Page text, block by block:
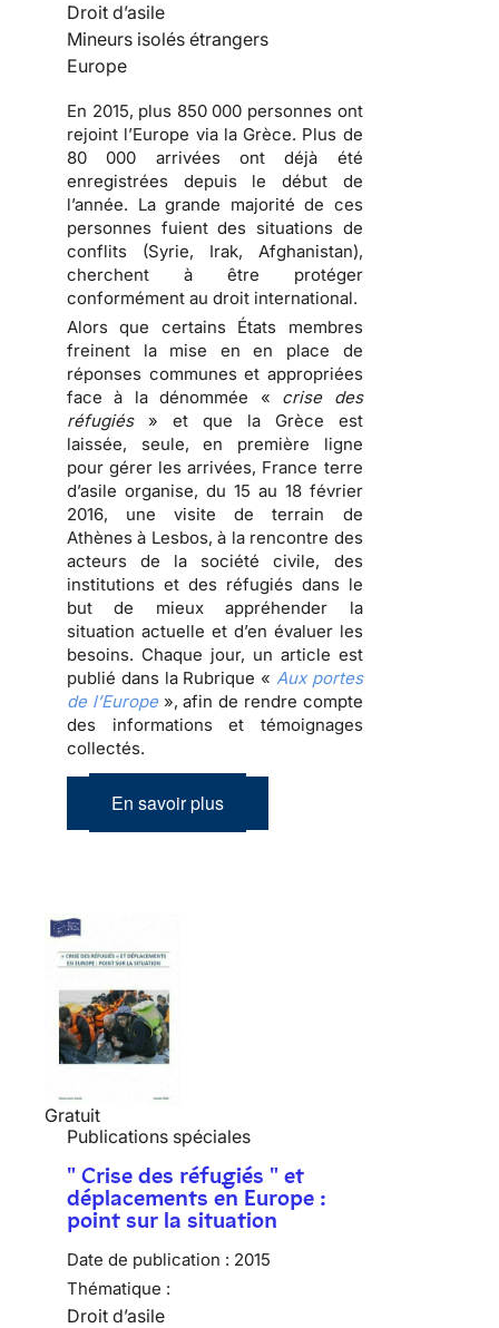
Droit d’asile
Mineurs isolés étrangers
Europe
En 2015, plus 850 000 personnes ont
rejoint l’Europe via la Grèce. Plus de
80 000 arrivées ont déjà été
enregistrées depuis le début de
l’année. La grande majorité de ces
personnes fuient des situations de
conflits (Syrie, Irak, Afghanistan),
cherchent à être protéger
conformément au droit international.
Alors que certains États membres
freinent la mise en en place de
réponses communes et appropriées
face à la dénommée « crise des
réfugiés» et que la Grèce est
laissée, seule, en première ligne
pour gérer les arrivées, France terre
d’asile organise, du 15 au 18 février
2016, une visite de terrain de
Athènes à Lesbos, à la rencontre des
acteurs de la société civile, des
institutions et des réfugiés dans le
but de mieux appréhender la
situation actuelle et d’en évaluer les
besoins. Chaque jour, un article est
publié dans la Rubrique « Aux portes
de l’Europe», afin de rendre compte
des informations et témoignages
collectés.
En savoir plus
Gratuit
Publications spéciales
" Crise des réfugiés " et
déplacements en Europe :
point sur la situation
Date de publication : 2015
Thématique :
Droit d’asile